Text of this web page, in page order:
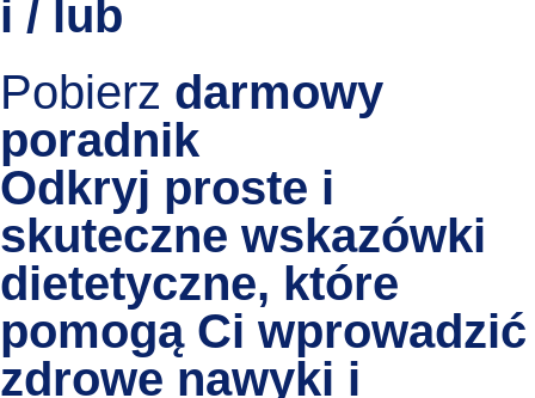
i / lub
Pobierz darmowy
poradnik
Odkryj proste i
skuteczne wskazówki
dietetyczne, które
pomogą Ci wprowadzić
zdrowe nawyki i